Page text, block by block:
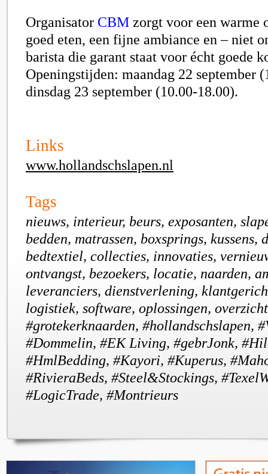
Organisator CBM zorgt voor een warme
goed eten, een fijne ambiance en – niet
barista die garant staat voor écht goede
Openingstijden: maandag 22 september
dinsdag 23 september (10.00-18.00).
Links
www.hollandschslapen.nl
Tags
nieuws, interieur, beurs, exposanten,
bedden, matrassen, boxsprings, kussens,
bedtextiel, collecties, innovaties,
ontvangst, bezoekers, locatie, naarden,
leveranciers, dienstverlening,
logistiek, software, oplossingen,
#grotekerknaarden, #hollandschslapen,
#Dommelin, #EK Living, #gebrJonk,
#HmlBedding, #Kayori, #Kuperus,
#RivieraBeds, #Steel&Stockings,
#LogicTrade, #Montrieurs